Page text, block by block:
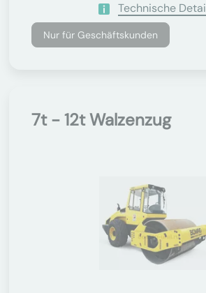
Technische
Nur für Geschäftskunden
7t - 12t Walzenzug